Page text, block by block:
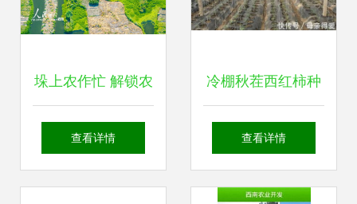
垛上农作忙 解锁农
业种植技术的新维
查看详情
冷棚秋茬西红柿种
植关键技术详解
查看详情